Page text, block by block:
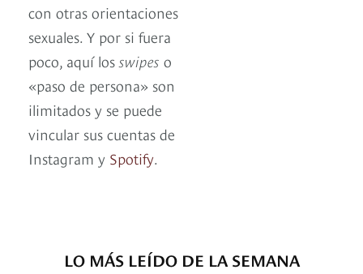
con otras orientaciones
sexuales. Y por si fuera
poco, aquí los swipes o
«paso de persona» son
ilimitados y se puede
vincular sus cuentas de
Instagram y Spotify
LO MÁS LEÍDO DE LA SEMANA